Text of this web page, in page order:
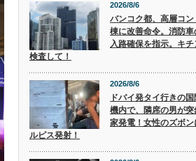
2026/8/6
バンコク都、高層コン
棟に改善命令。消防車
入路確保を指示。キチ
検査して！
2026/8/6
ドバイ発タイ行きの
機内で、隣席の男が突
家発電！女性のズボン
ルピス発射！